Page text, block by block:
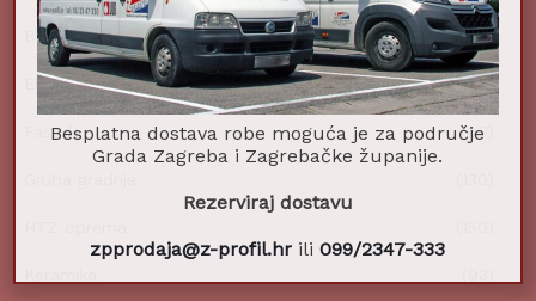
Bordure (7)
Elektromaterijal (39)
Fasade (60)
Besplatna dostava robe moguća je za područje
Grada Zagreba i Zagrebačke županije.
Rezerviraj dostavu
zpprodaja@z-profil.hr ili099/2347-333